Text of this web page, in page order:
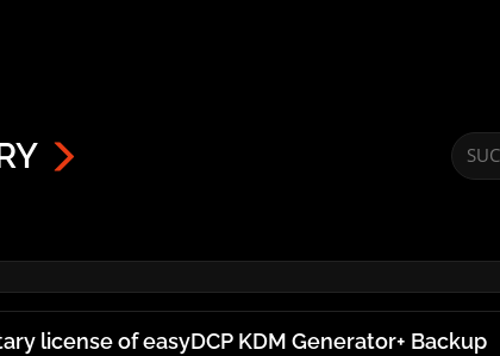
license of easyDCP KDM Generator+ Backup